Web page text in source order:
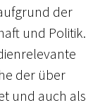
der
und Politik.
der über
und auch als